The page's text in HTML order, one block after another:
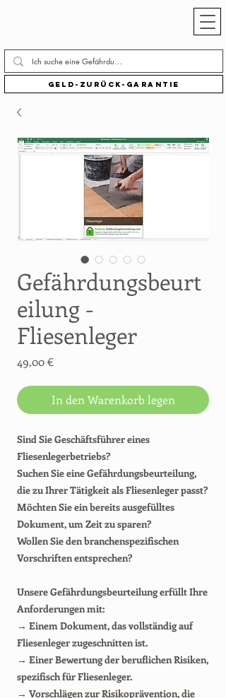
Geld-zurück-Garantie
Gefährdungsbeurt
eilung -
Fliesenleger
49,00 €Preis
In den Warenkorb legen
Sind Sie Geschäftsführer eines
Fliesenlegerbetriebs?
Suchen Sie eine Gefährdungsbeurteilung,
die zu Ihrer Tätigkeit als Fliesenleger passt?
Möchten Sie ein bereits ausgefülltes
Dokument, um Zeit zu sparen?
Wollen Sie den branchenspezifischen
Vorschriften entsprechen?
Unsere Gefährdungsbeurteilung erfüllt Ihre
Anforderungen mit:
→ Einem Dokument, das vollständig auf
Fliesenleger zugeschnitten ist.
→ Einer Bewertung der beruflichen Risiken,
spezifisch für Fliesenleger.
→ Vorschlägen zur Risikoprävention, die